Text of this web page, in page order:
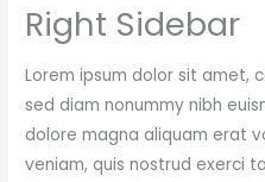
Right Sidebar
Lorem ipsum dolor sit amet,
sed diam nonummy nibh
dolore magna aliquam erat
veniam, quis nostrud exerci